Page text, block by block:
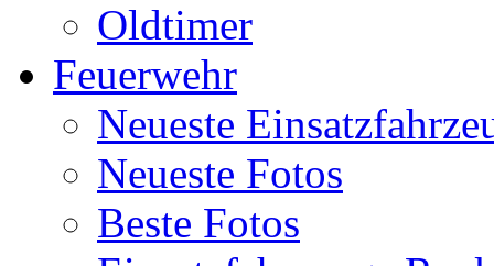
Oldtimer
Feuerwehr
Neueste
Neueste Fotos
Beste Fotos